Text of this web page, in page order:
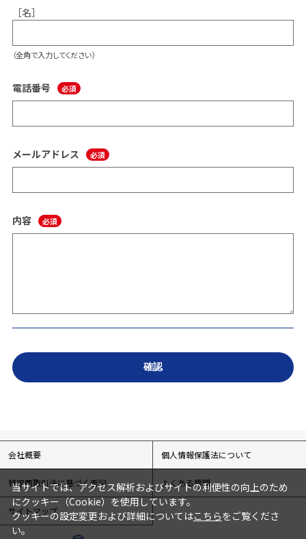
［名］
（全角で入力してください）
電話番号
メールアドレス
内容
会社概要 個人情報保護法について
特定商取引法に基づく表記 よくある質問
サイトマップ
当サイトでは、アクセス解析およびサイトの利便性の向上のため
にクッキー（Cookie）を使用しています。
クッキーの設定変更および詳細についてはこちらをご覧くださ
い。